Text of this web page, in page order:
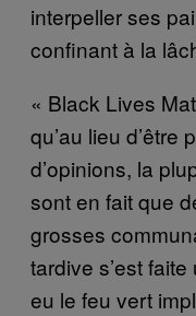
interpeller ses
confinant à la
« Black Lives
qu’au lieu d’être
d’opinions, la
sont en fait que
grosses
tardive s’est
eu le feu vert